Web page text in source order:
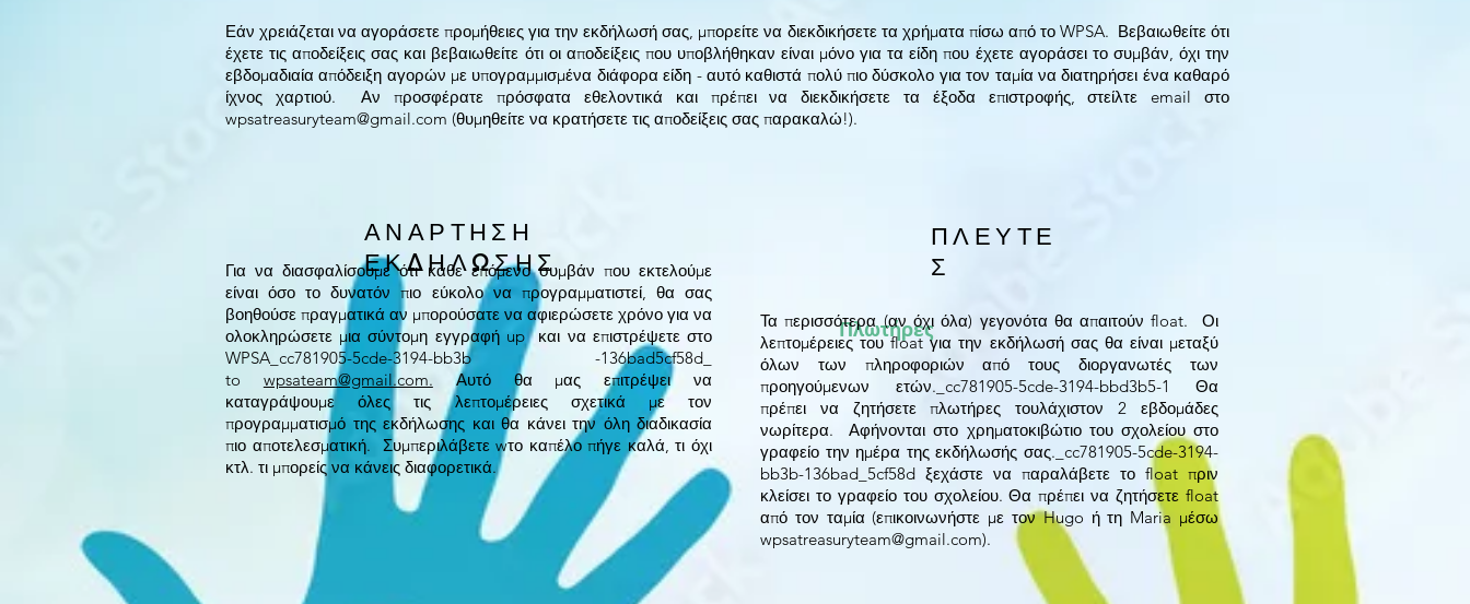
Εάν χρειάζεται να αγοράσετε προμήθειες για την εκδήλωσή σας, μπορείτε να διεκδικήσετε τα χρήματα πίσω από το WPSA. Βεβαιωθείτε ότι
έχετε τις αποδείξεις σας και βεβαιωθείτε ότι οι αποδείξεις που υποβλήθηκαν είναι μόνο για τα είδη που έχετε αγοράσει το συμβάν, όχι την
εβδομαδιαία απόδειξη αγορών με υπογραμμισμένα διάφορα είδη - αυτό καθιστά πολύ πιο δύσκολο για τον ταμία να διατηρήσει ένα καθαρό
ίχνος χαρτιού. Αν προσφέρατε πρόσφατα εθελοντικά και πρέπει να διεκδικήσετε τα έξοδα επιστροφής, στείλτε email στο
wpsatreasuryteam@gmail.com (θυμηθείτε να κρατήσετε τις αποδείξεις σας παρακαλώ!).
ΑΝΑΡΤΗΣΗ
ΕΚΔΗΛΩΣΗΣ
Για να διασφαλίσουμε ότι κάθε επόμενο συμβάν που εκτελούμε
είναι όσο το δυνατόν πιο εύκολο να προγραμματιστεί, θα σας
βοηθούσε πραγματικά αν μπορούσατε να αφιερώσετε χρόνο για να
ολοκληρώσετε μια σύντομη εγγραφή up και να επιστρέψετε στο
WPSA_cc781905-5cde-3194-bb3b -136bad5cf58d_
to wpsateam@gmail.com. Αυτό θα μας επιτρέψει να
καταγράψουμε όλες τις λεπτομέρειες σχετικά με τον
προγραμματισμό της εκδήλωσης και θα κάνει την όλη διαδικασία
πιο αποτελεσματική. Συμπεριλάβετε wτο καπέλο πήγε καλά, τι όχι
κτλ. τι μπορείς να κάνεις διαφορετικά.
Πλωτήρες
ΠΛΕΥΤΕ
Σ
Τα περισσότερα (αν όχι όλα) γεγονότα θα απαιτούν float. Οι
λεπτομέρειες του float για την εκδήλωσή σας θα είναι μεταξύ
όλων των πληροφοριών από τους διοργανωτές των
προηγούμενων ετών._cc781905-5cde-3194-bbd3b5-1 Θα
πρέπει να ζητήσετε πλωτήρες τουλάχιστον 2 εβδομάδες
νωρίτερα. Αφήνονται στο χρηματοκιβώτιο του σχολείου στο
γραφείο την ημέρα της εκδήλωσής σας._cc781905-5cde-3194-
bb3b-136bad_5cf58d ξεχάστε να παραλάβετε το float πριν
κλείσει το γραφείο του σχολείου. Θα πρέπει να ζητήσετε float
από τον ταμία (επικοινωνήστε με τον Hugo ή τη Maria μέσω
wpsatreasuryteam@gmail.com).